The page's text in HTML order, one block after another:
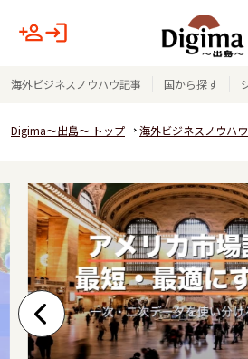
海外ビジネスノウハウ記事 国から探す
Digima～出島～ トップ 海外ビジネスノウハ